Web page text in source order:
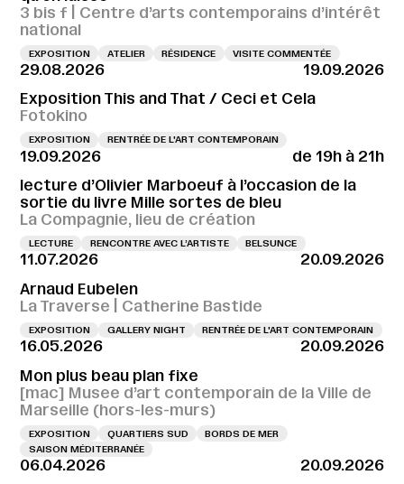
3 bis f | Centre d’arts contemporains d’intérêt
national
EXPOSITION ATELIER RÉSIDENCE VISITE COMMENTÉE
29.08.2026
19.09.2026
Exposition This and That / Ceci et Cela
Fotokino
EXPOSITION RENTRÉE DE L'ART CONTEMPORAIN
19.09.2026
de 19h à 21h
lecture d’Olivier Marboeuf à l’occasion de la
sortie du livre Mille sortes de bleu
La Compagnie, lieu de création
LECTURE RENCONTRE AVEC L’ARTISTE BELSUNCE
11.07.2026
20.09.2026
Arnaud Eubelen
La Traverse | Catherine Bastide
EXPOSITION GALLERY NIGHT RENTRÉE DE L'ART CONTEMPORAIN
16.05.2026
20.09.2026
Mon plus beau plan fixe
[mac] Musee d’art contemporain de la Ville de
Marseille (hors-les-murs)
EXPOSITION QUARTIERS SUD
BORDS DE MER
SAISON MÉDITERRANÉE
06.04.2026
20.09.2026